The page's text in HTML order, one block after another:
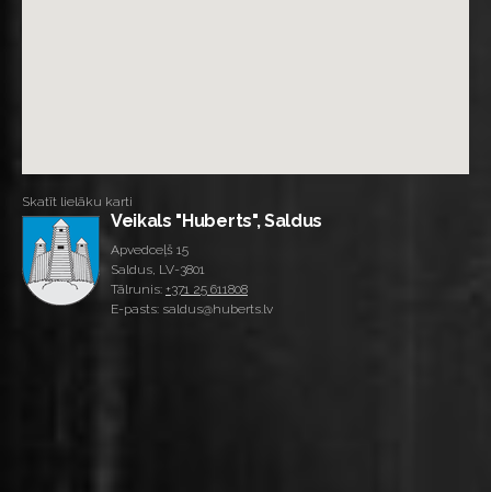
Skatīt lielāku karti
Veikals "Huberts", Saldus
Apvedceļš 15
Saldus, LV-3801
Tālrunis: +371 25 611808
E-pasts: saldus@huberts.lv